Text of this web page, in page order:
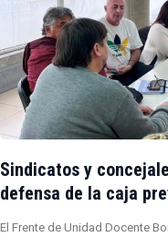
Sindicatos y
defensa de la caja
El Frente de Unidad Docente